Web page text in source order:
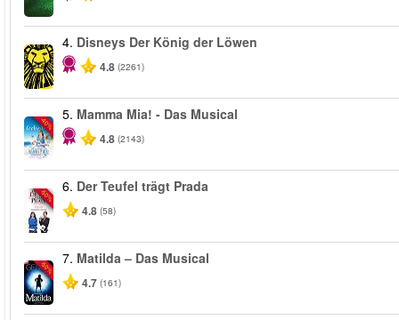
4. Disneys Der König der Löwen
4.8 (2261)
-40%
5. Mamma Mia! - Das Musical
4.8 (2143)
-50%
6. Der Teufel trägt Prada
4.8 (58)
-50%
7. Matilda – Das Musical
4.7 (161)